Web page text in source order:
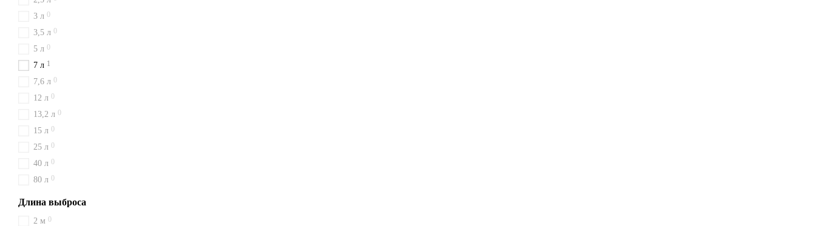
3 л 0
3,5 л 0
5 л 0
7 л 1
7,6 л 0
12 л 0
13,2 л 0
15 л 0
25 л 0
40 л 0
80 л 0
Длина выброса
2 м 0